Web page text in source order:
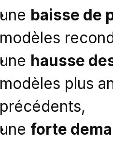
une baisse de
modèles
une hausse
modèles plus
précédents,
une forte